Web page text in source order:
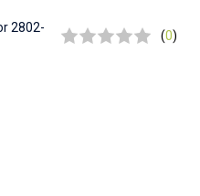
2802-
(0)